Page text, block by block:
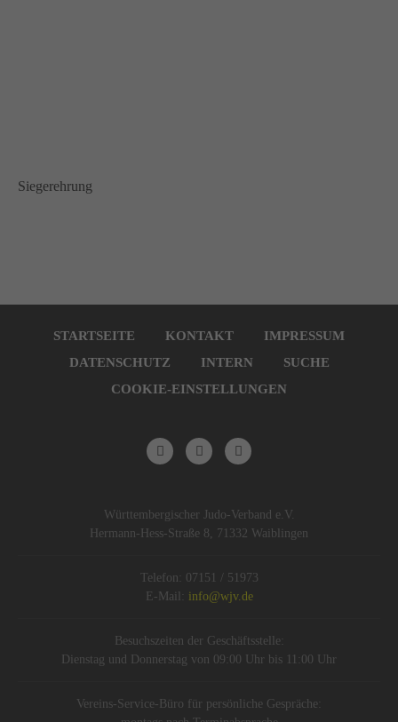
Siegerehrung
überspringenSTARTSEITE KONTAKT
IMPRESSUM
DATENSCHUTZ
INTERN
SUCHE
COOKIE-EINSTELLUNGEN
Württembergischer Judo-Verband e.V.
Hermann-Hess-Straße 8, 71332 Waiblingen
Telefon: 07151 / 51973
E-Mail: info@wjv.de
Besuchszeiten der Geschäftsstelle:
Dienstag und Donnerstag von 09:00 Uhr bis 11:00 Uhr
Vereins-Service-Büro für persönliche Gespräche: